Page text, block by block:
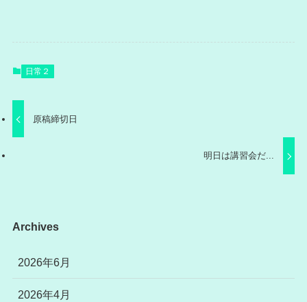
日常２
原稿締切日
明日は講習会だ...
Archives
2026年6月
2026年4月